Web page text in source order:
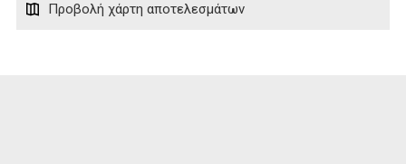
Προβολή χάρτη αποτελεσμάτων